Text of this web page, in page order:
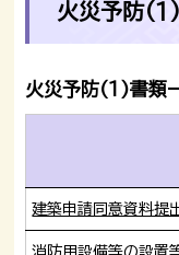
火災予防(1)
火災予防(1)書類
建築申請同意資料
消防用設備等の設置